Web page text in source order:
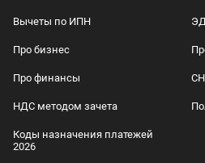
Вычеты по ИПН
Про бизнес
Про финансы
НДС методом зачета
Коды назначения платежей
2026